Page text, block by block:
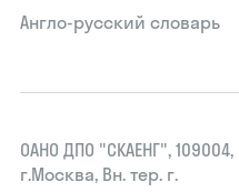
Англо-русский словарь
ОАНО ДПО "СКАЕНГ", 109004,
г.Москва, Вн. тер. г.